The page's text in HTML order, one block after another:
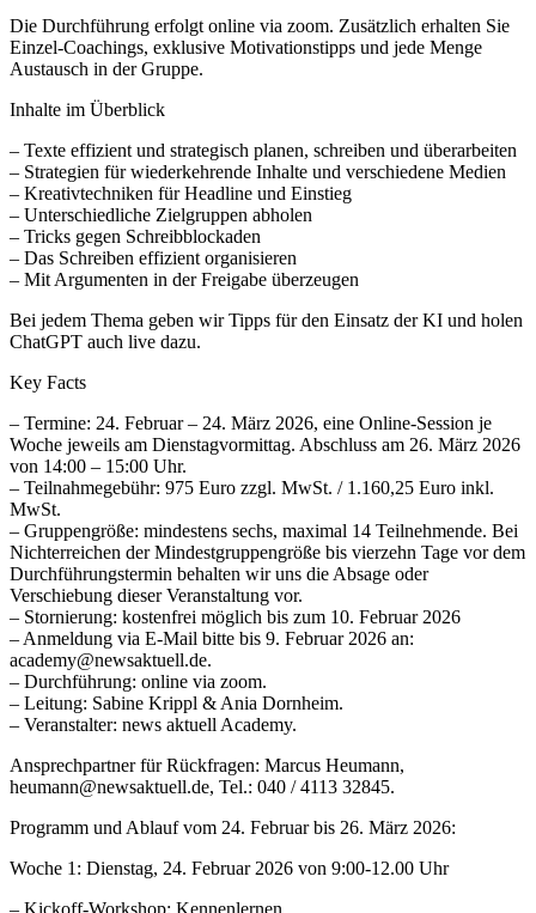
Die Durchführung erfolgt online via zoom. Zusätzlich erhalten Sie
Einzel-Coachings, exklusive Motivationstipps und jede Menge
Austausch in der Gruppe.
Inhalte im Überblick
– Texte effizient und strategisch planen, schreiben und überarbeiten
– Strategien für wiederkehrende Inhalte und verschiedene Medien
– Kreativtechniken für Headline und Einstieg
– Unterschiedliche Zielgruppen abholen
– Tricks gegen Schreibblockaden
– Das Schreiben effizient organisieren
– Mit Argumenten in der Freigabe überzeugen
Bei jedem Thema geben wir Tipps für den Einsatz der KI und holen
ChatGPT auch live dazu.
Key Facts
– Termine: 24. Februar – 24. März 2026, eine Online-Session je
Woche jeweils am Dienstagvormittag. Abschluss am 26. März 2026
von 14:00 – 15:00 Uhr.
– Teilnahmegebühr: 975 Euro zzgl. MwSt. / 1.160,25 Euro inkl.
MwSt.
– Gruppengröße: mindestens sechs, maximal 14 Teilnehmende. Bei
Nichterreichen der Mindestgruppengröße bis vierzehn Tage vor dem
Durchführungstermin behalten wir uns die Absage oder
Verschiebung dieser Veranstaltung vor.
– Stornierung: kostenfrei möglich bis zum 10. Februar 2026
– Anmeldung via E-Mail bitte bis 9. Februar 2026 an:
academy@newsaktuell.de.
– Durchführung: online via zoom.
– Leitung: Sabine Krippl & Ania Dornheim.
– Veranstalter: news aktuell Academy.
Ansprechpartner für Rückfragen: Marcus Heumann,
heumann@newsaktuell.de, Tel.: 040 / 4113 32845.
Programm und Ablauf vom 24. Februar bis 26. März 2026:
Woche 1: Dienstag, 24. Februar 2026 von 9:00-12.00 Uhr
– Kickoff-Workshop: Kennenlernen